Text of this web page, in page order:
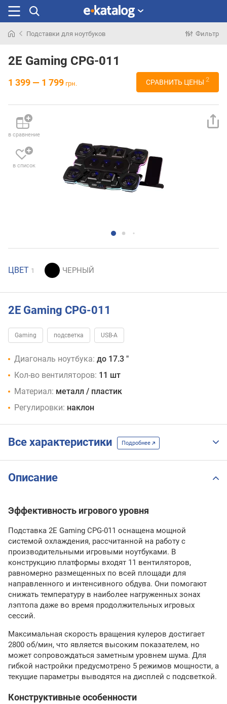
раньше
Подставки для ноутбуков Фильтр
2E Gaming CPG-011
1 399 — 1 799 грн. СРАВНИТЬ ЦЕНЫ 2
в сравнение
в список
ЦВЕТ 1
2E Gaming CPG-011
Gaming подсветка USB-A
Диагональ ноутбука: до 17.3 "
Кол-во вентиляторов: 11 шт
Материал: металл / пластик
Регулировки: наклон
Все характеристики Подробнее
Описание
Эффективность игрового уровня
Подставка 2E Gaming CPG-011 оснащена мощной
системой охлаждения, рассчитанной на работу с
производительными игровыми ноутбуками. В
конструкцию платформы входят 11 вентиляторов,
равномерно размещенных по всей площади для
направленного и интенсивного обдува. Они помогают
снижать температуру в наиболее нагруженных зонах
лэптопа даже во время продолжительных игровых
сессий.
Максимальная скорость вращения кулеров достигает
2800 об/мин, что является высоким показателем, но
может сопровождаться заметным уровнем шума. Для
гибкой настройки предусмотрено 5 режимов мощности, а
текущие параметры выводятся на дисплей с подсветкой.
Конструктивные особенности